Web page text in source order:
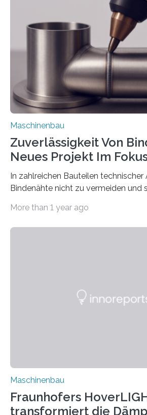
über die Positionierung der Bauteile.
Automatisierungsschnittstelle dient
besser in spezifische
einzubinden. Sankt Augustin – Zur
vom 23. bis 25. September in
Maschinenbau
Zuverlässigkeit Von
Neues Projekt Im
In zahlreichen Bauteilen technischer
Bindenähte nicht zu vermeiden und
Matrixmaterials eine große
Durch den verstärkten Einsatz von
More than 1 year ago
Maschinenbau
Fraunhofers
transformiert die